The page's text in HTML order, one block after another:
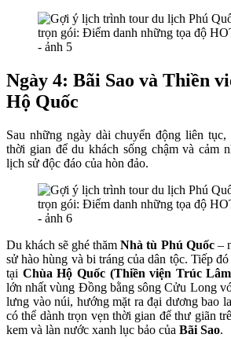
Ngày 4: Bãi Sao và Thiền
Hộ Quốc
Sau những ngày dài chuyển động liên
thời gian để du khách sống chậm và cảm
lịch sử độc đáo của hòn đảo.
Du khách sẽ ghé thămNhà tù Phú Quốc–
sử hào hùng và bi tráng của dân tộc. Tiếp
tại Chùa Hộ Quốc (Thiền viện Trúc
lớn nhất vùng Đồng bằng sông Cửu Long
lưng vào núi, hướng mặt ra đại dương bao
có thể dành trọn vẹn thời gian để thư giãn
kem và làn nước xanh lục bảo của Bãi Sao.